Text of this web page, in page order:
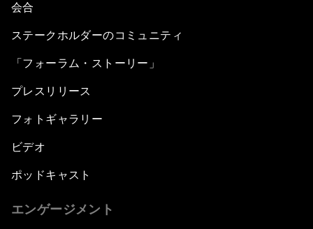
会合
ステークホルダーのコミュニティ
「フォーラム・ストーリー」
プレスリリース
フォトギャラリー
ビデオ
ポッドキャスト
エンゲージメント